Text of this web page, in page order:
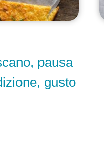
pausa
gusto